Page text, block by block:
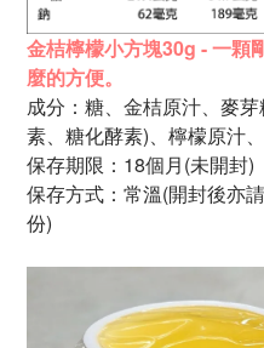
金桔檸檬小方塊30g - 一顆
麼的方便。
成分：糖、 金桔原汁、 麥芽
素、 糖化酵素)、檸檬原汁、
保存期限：18個月(未開封)
保存方式：常溫(開封後亦
份)